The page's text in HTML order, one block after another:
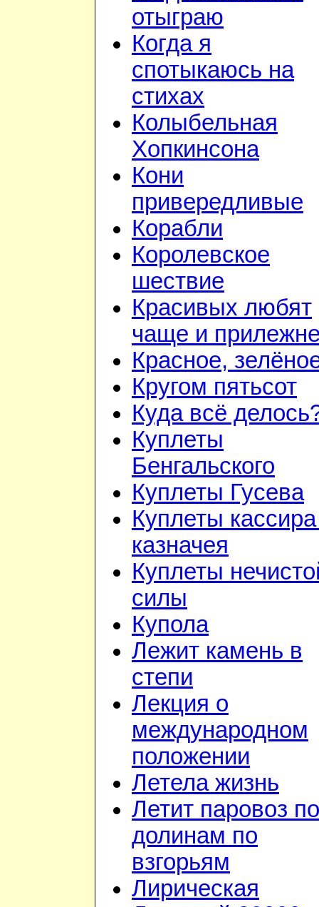
отыграю
Когда я
спотыкаюсь на
стихах
Колыбельная
Хопкинсона
Кони
привередливые
Корабли
Королевское
шествие
Красивых любят
чаще и
Красное,
Кругом пятьсот
Куда всё
Куплеты
Бенгальского
Куплеты Гусева
Куплеты
казначея
Куплеты
силы
Купола
Лежит камень в
степи
Лекция о
международном
положении
Летела жизнь
Летит паровоз по
долинам по
взгорьям
Лирическая